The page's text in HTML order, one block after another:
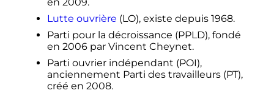
Lutte ouvrière (LO), existe depuis 1968.
Parti pour la décroissance (PPLD), fondé
en 2006 par Vincent Cheynet.
Parti ouvrier indépendant (POI),
anciennement Parti des travailleurs (PT),
créé en 2008.